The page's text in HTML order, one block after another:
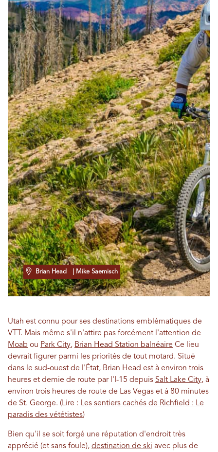
Brian Head | Mike Saemisch
Utah est connu pour ses destinations emblématiques de
VTT. Mais même s'il n'attire pas forcément l'attention de
Moab ou Park City, Brian Head Station balnéaire Ce lieu
devrait figurer parmi les priorités de tout motard. Situé
dans le sud-ouest de l'État, Brian Head est à environ trois
heures et demie de route par l'I-15 depuis Salt Lake City, à
environ trois heures de route de Las Vegas et à 80 minutes
de St. George. (Lire : Les sentiers cachés de Richfield : Le
paradis des vététistes)
Bien qu'il se soit forgé une réputation d'endroit très
apprécié (et sans foule), destination de ski avec plus de